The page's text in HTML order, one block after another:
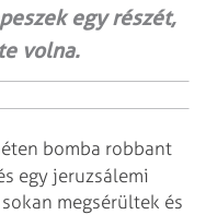
egy részét,
volna.
bomba robbant
egy jeruzsálemi
megsérültek és